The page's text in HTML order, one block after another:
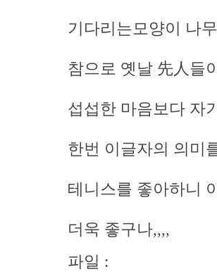
기다리는모양이 나
참으로 옛날 先人들
섭섭한 마음보다 자
한번 이글자의 의미
테니스를 좋아하니
더욱 좋구나,,,,
파일 :